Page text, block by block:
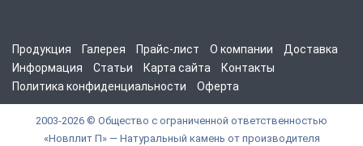
Продукция Галерея Прайс-лист О компании
Доставка
Информация
Статьи Карта сайта
Контакты
Политика конфиденциальности
Оферта
2003-2026 © Общество с ограниченной ответственностью
«Новплит П» — Натуральный камень от производителя